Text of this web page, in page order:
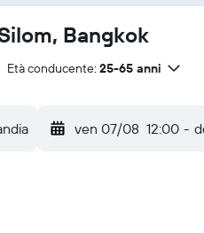
Bangkok
Età conducente: 25-65 anni
ven 07/08 12:00 -